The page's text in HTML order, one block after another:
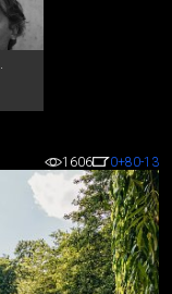
1606 0+80-13